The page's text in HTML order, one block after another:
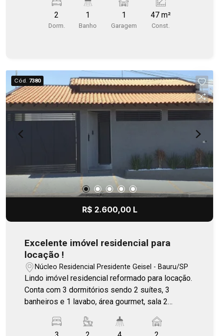
em escritório.
2
Dorm.
1
Banho
1
Garagem
47 m²
Const.
Cód. 7380
R$ 2.600,00 L
Excelente imóvel residencial para
locação !
Núcleo Residencial Presidente Geisel - Bauru/SP
Lindo imóvel residencial reformado para locação.
Conta com 3 dormitórios sendo 2 suítes, 3
banheiros e 1 lavabo, área gourmet, sala 2